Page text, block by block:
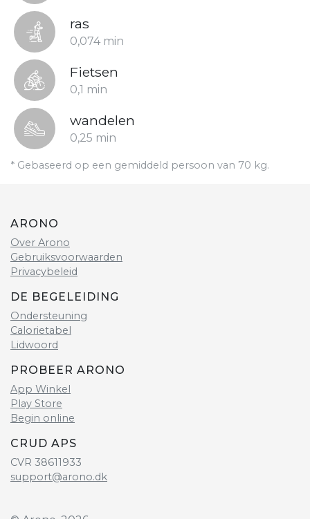
ras
0,074 min
Fietsen
0,1 min
wandelen
0,25 min
* Gebaseerd op een gemiddeld persoon van 70 kg.
ARONO
Over Arono
Gebruiksvoorwaarden
Privacybeleid
DE BEGELEIDING
Ondersteuning
Calorietabel
Lidwoord
PROBEER ARONO
App Winkel
Play Store
Begin online
CRUD APS
CVR 38611933
support@arono.dk